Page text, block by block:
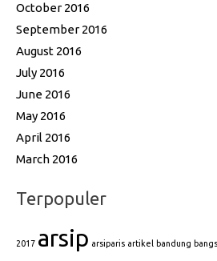
October 2016
September 2016
August 2016
July 2016
June 2016
May 2016
April 2016
March 2016
Terpopuler
2017 arsip arsiparis artikel bandung